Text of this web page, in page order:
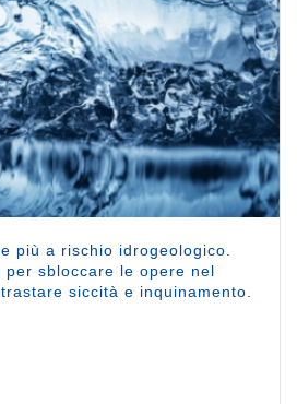
più a rischio idrogeologico.
per sbloccare le opere nel
siccità e inquinamento.